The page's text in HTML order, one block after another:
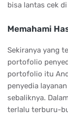
bisa lantas cek
Memahami
Sekiranya yang
portofolio
portofolio itu
penyedia
sebaliknya.
terlalu terburu-